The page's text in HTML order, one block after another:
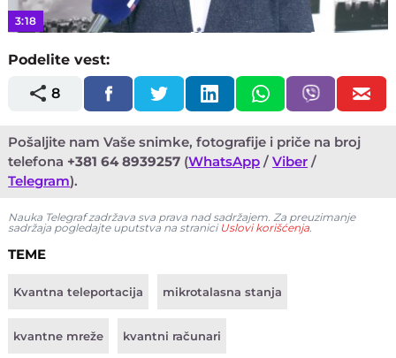
3:18
Podelite vest:
8
Pošaljite nam Vaše snimke, fotografije i priče na broj
telefona +381 64 8939257 (WhatsApp /Viber /
Telegram).
Nauka Telegraf zadržava sva prava nad sadržajem. Za preuzimanje
sadržaja pogledajte uputstva na stranici Uslovi korišćenja
TEME
Kvantna teleportacija mikrotalasna stanja
kvantne mreže kvantni računari